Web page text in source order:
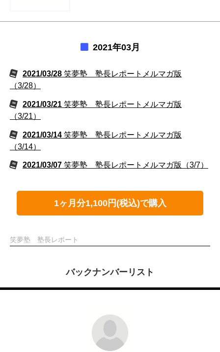
2021年03月
2021/03/28 笑夢塾 塾長レポートメルマガ版
（3/28）
2021/03/21 笑夢塾 塾長レポートメルマガ版
（3/21）
2021/03/14 笑夢塾 塾長レポートメルマガ版
（3/14）
2021/03/07 笑夢塾 塾長レポートメルマガ版（3/7）
1ヶ月分1,100円(税込)で購入
笑夢塾 塾長レポート
バックナンバーリスト